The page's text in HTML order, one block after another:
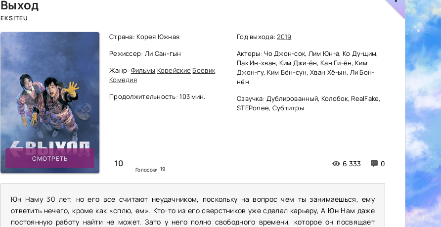
Выход
EKSITEU
СМОТРЕТЬ
Страна: Корея Южная
Режиссер: Ли Сан-гын
Жанр: Фильмы Корейские Боевик
Комедия
Продолжительность: 103 мин.
10
Голосов: 19
6 333 0
Год выхода:2019
Актеры: Чо Джон-сок, Лим Юн-а, Ко Ду-щим,
Пак Ин-хван, Ким Джи-ён, Кан Ги-ён, Ким
Джон-гу, Ким Бён-сун, Хван Хё-ын, Ли Бон-
нён
Озвучка: Дублированный, Колобок, RealFake,
STEPonee, Субтитры
Юн Наму 30 лет, но его все считают неудачником, поскольку на вопрос чем ты занимаешься, ему
ответить нечего, кроме как «сплю, ем». Кто-то из его сверстников уже сделал карьеру, А Юн Нам даже
постоянную работу найти не может. Зато у него полно свободного времени, которое он посвящает